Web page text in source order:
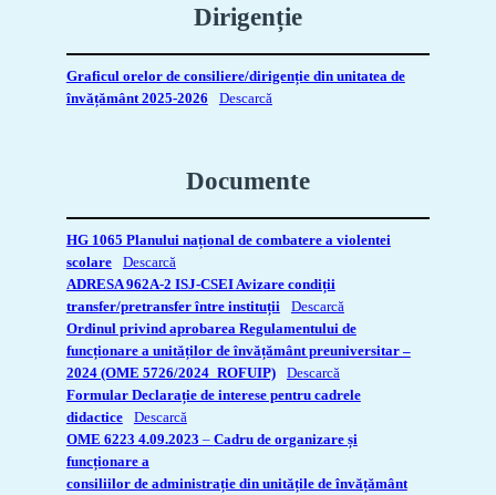
Dirigenție
Graficul orelor de consiliere/dirigenție din unitatea de
învățământ 2025-2026
Descarcă
Documente
HG 1065 Planului național de combatere a violentei
scolare
Descarcă
ADRESA 962A-2 ISJ-CSEI Avizare condiții
transfer/pretransfer între instituții
Descarcă
Ordinul privind aprobarea Regulamentului de
funcționare a unităților de învățământ preuniversitar –
2024 (OME 5726/2024_ROFUIP)
Descarcă
Formular Declarație de interese pentru cadrele
didactice
Descarcă
OME 6223 4.09.2023 – Cadru de organizare și
funcționare a
consiliilor de administrație din unitățile de învățământ